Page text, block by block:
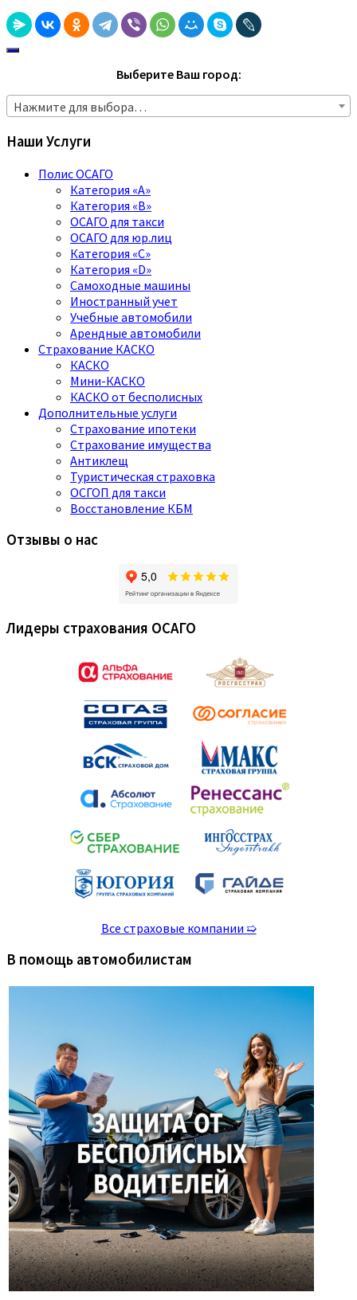
Выберите Ваш город:
Нажмите для выбора…
Наши Услуги
Полис ОСАГО
Категория «A»
Категория «B»
ОСАГО для такси
ОСАГО для юр.лиц
Категория «C»
Категория «D»
Самоходные машины
Иностранный учет
Учебные автомобили
Арендные автомобили
Страхование КАСКО
КАСКО
Мини-КАСКО
КАСКО от бесполисных
Дополнительные услуги
Страхование ипотеки
Страхование имущества
Антиклещ
Туристическая страховка
ОСГОП для такси
Восстановление КБМ
Отзывы о нас
Лидеры страхования ОСАГО
Все страховые компании ➯
В помощь автомобилистам